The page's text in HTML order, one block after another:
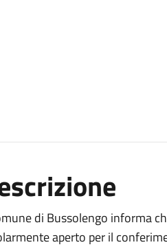
di Bussolengo informa
aperto per il